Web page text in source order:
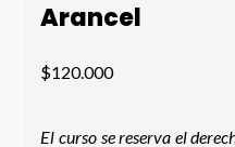
Arancel
$120.000
El curso se reserva el